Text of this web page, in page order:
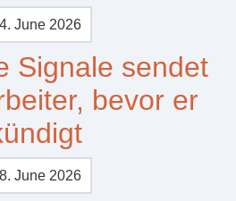
June 2026
Signale sendet
bevor er
June 2026